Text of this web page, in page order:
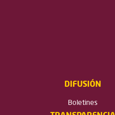
DIFUSIÓN
Boletines